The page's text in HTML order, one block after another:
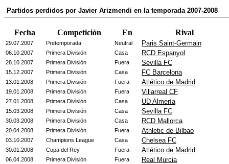
Partidos perdidos por Javier Arizmendi en la temporada 2007-2008
Fecha Competición En Rival
29.07.2007 Pretemporada Neutral Paris Saint-Germain
06.10.2007 Primera División Casa RCD Espanyol
28.10.2007 Primera División Fuera Sevilla FC
15.12.2007 Primera División Casa FC Barcelona
13.01.2008 Primera División Fuera Atlético de Madrid
19.01.2008 Primera División Fuera Villarreal CF
27.01.2008 Primera División Casa UD Almería
15.03.2008 Primera División Casa Sevilla FC
30.03.2008 Primera División Casa RCD Mallorca
20.04.2008 Primera División Fuera Athletic de Bilbao
03.10.2007 Champions League Casa Chelsea FC
30.01.2008 Copa del Rey Fuera Atlético de Madrid
06.04.2008 Primera División Fuera Real Murcia